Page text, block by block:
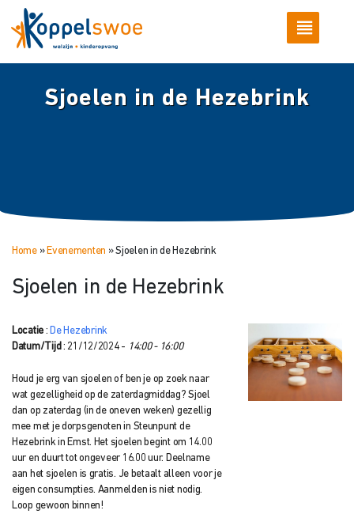
Sjoelen in de Hezebrink
Home» Evenementen »Sjoelen in de Hezebrink
Sjoelen in de Hezebrink
Locatie : De Hezebrink
Datum/Tijd : 21/12/2024 - 14:00 - 16:00
Houd je erg van sjoelen of ben je op zoek naar
wat gezelligheid op de zaterdagmiddag? Sjoel
dan op zaterdag (in de oneven weken) gezellig
mee met je dorpsgenoten in Steunpunt de
Hezebrink in Emst. Het sjoelen begint om 14.00
uur en duurt tot ongeveer 16.00 uur. Deelname
aan het sjoelen is gratis. Je betaalt alleen voor je
eigen consumpties. Aanmelden is niet nodig.
Loop gewoon binnen!